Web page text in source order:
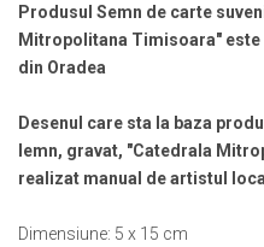
Muzeul National de Istorie a
Muzeul Unirii Iasi
Orase si zone istorice
Bucuresti
Cluj Napoca
Iasi
Suport pahare suvenir
Suport pahare suvenir din lemn
Tablou suvenir
Tablouri acuarela
Tablouri gravate
Produsul Semn de carte
Mitropolitana Timisoara"
din Oradea
Desenul care sta la baza
lemn, gravat, "Catedrala
realizat manual de artistul
Dimensiune: 5 x 15 cm